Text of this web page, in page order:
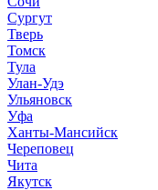
Сургут
Тверь
Томск
Тула
Улан-Удэ
Ульяновск
Уфа
Ханты-Мансийск
Череповец
Чита
Якутск